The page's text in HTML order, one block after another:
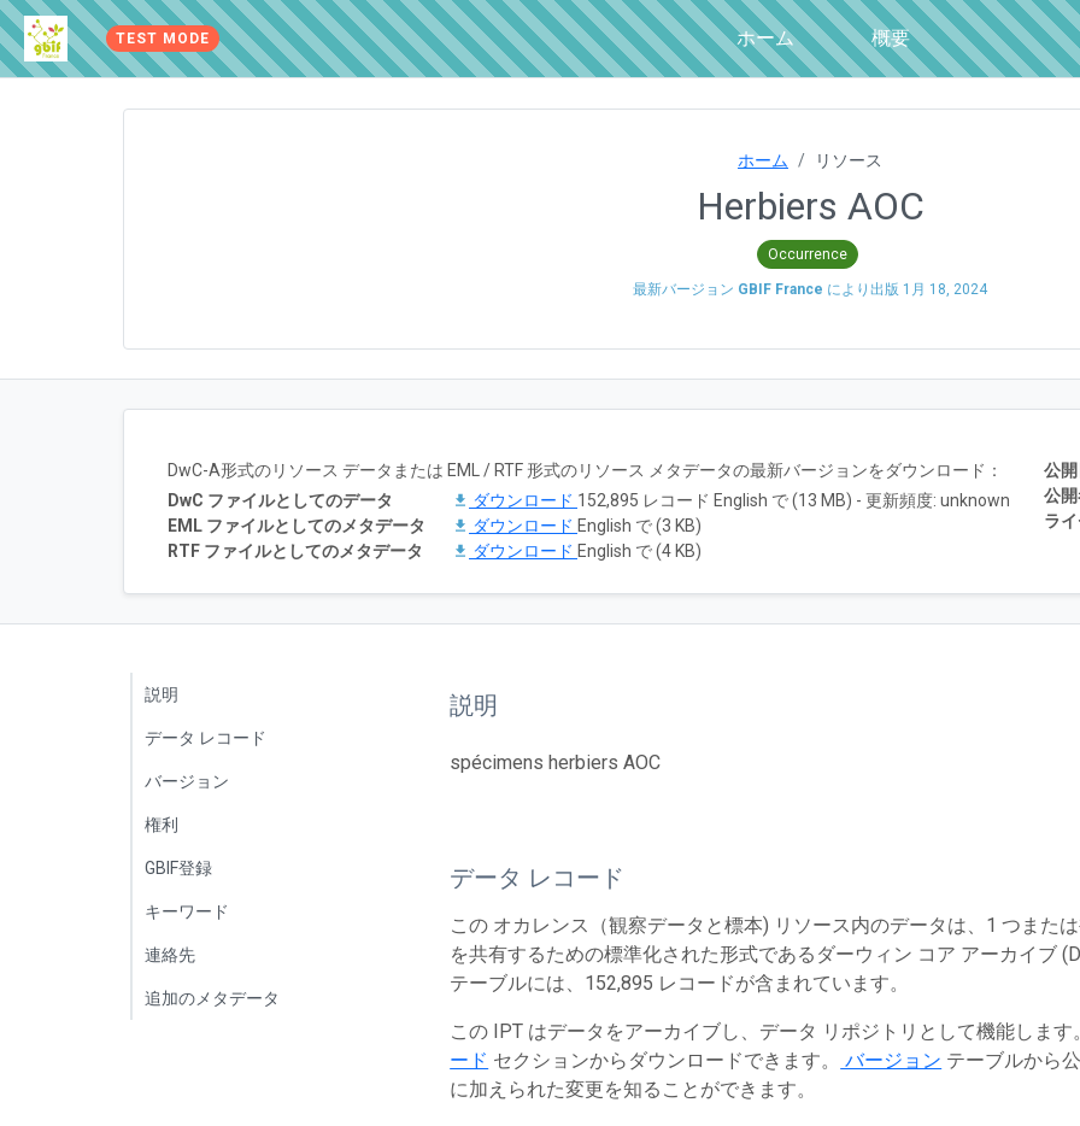
TEST MODE ホーム 概要
ホーム リソース
Herbiers AOC
Occurrence
最新バージョン GBIF France により出版 1月 18, 2024
公
公
ラ
DwC-A形式のリソース データまたは EML / RTF 形式のリソース メタデータの最新バージョンをダウンロード：
DwC ファイルとしてのデータ
ダウンロード 152,895 レコード English で (13 MB) - 更新頻度: unknown
EML ファイルとしてのメタデータ
ダウンロード English で (3 KB)
RTF ファイルとしてのメタデータ
ダウンロード English で (4 KB)
説明
データ レコード
バージョン
権利
GBIF登録
キーワード
連絡先
追加のメタデータ
説明
spécimens herbiers AOC
データ レコード
この オカレンス（観察データと標本) リソース内のデータは、1 つまた
を共有するための標準化された形式であるダーウィン コア アーカイブ
テーブルには、152,895 レコードが含まれています。
この IPT はデータをアーカイブし、データ リポジトリとして機能します
ード セクションからダウンロードできます。 バージョン テーブルから
に加えられた変更を知ることができます。